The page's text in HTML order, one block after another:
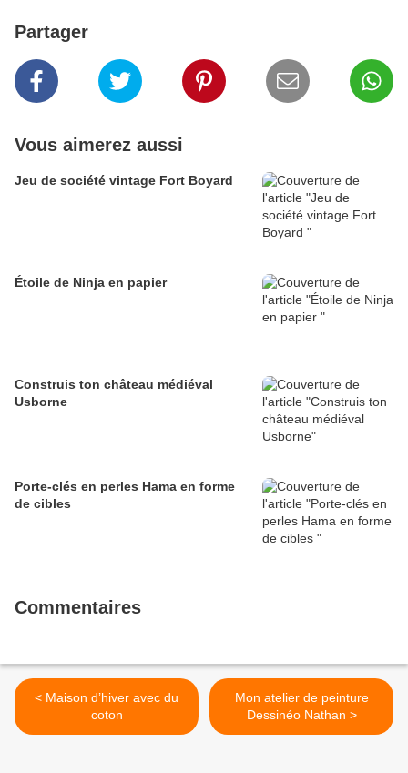
Partager
Vous aimerez aussi
Jeu de société vintage Fort Boyard
Étoile de Ninja en papier
Construis ton château médiéval
Usborne
Porte-clés en perles Hama en forme
de cibles
Commentaires
< Maison d’hiver avec du
coton
Mon atelier de peinture
Dessinéo Nathan >